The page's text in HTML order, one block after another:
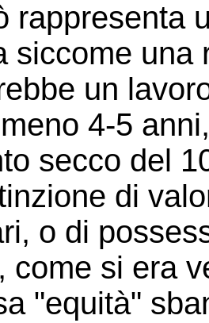
rappresenta
siccome una
un
4-5
secco del
di
o di
come si era
"equità"